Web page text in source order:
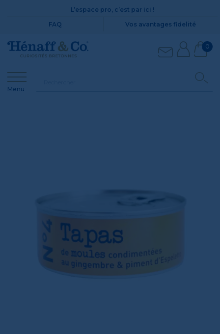
L’espace pro, c’est par ici !
FAQ
Vos avantages fidelité
0
Menu